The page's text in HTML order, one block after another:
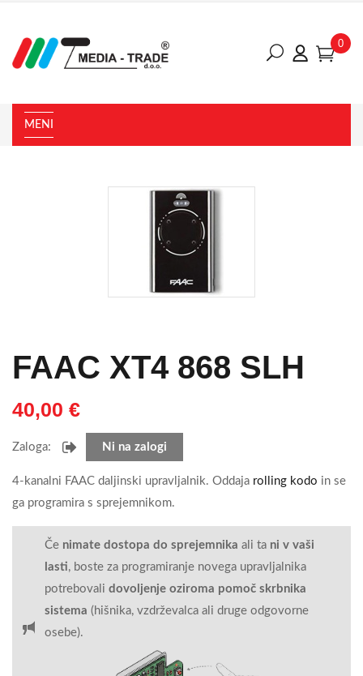
0
MENI
FAAC XT4 868 SLH
40,00 €
Zaloga: Ni na zalogi
4-kanalni FAAC daljinski upravljalnik. Oddaja rolling kodo in se
ga programira s sprejemnikom.
Če nimate dostopa do sprejemnika ali ta ni v vaši
lasti, boste za programiranje novega upravljalnika
potrebovali dovoljenje oziroma pomoč skrbnika
sistema (hišnika, vzdrževalca ali druge odgovorne
osebe).